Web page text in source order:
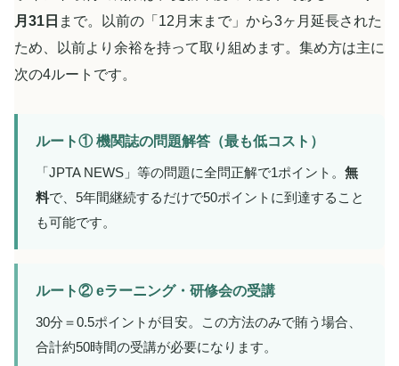
月31日 まで。以前の「12月末まで」から3ヶ月延長された
ため、以前より余裕を持って取り組めます。集め方は主に
次の4ルートです。
ルート① 機関誌の問題解答（最も低コスト）
「JPTA NEWS」等の問題に全問正解で1ポイント。 無
料で、5年間継続するだけで50ポイントに到達すること
も可能です。
ルート② eラーニング・研修会の受講
30分＝0.5ポイントが目安。この方法のみで賄う場合、
合計約50時間の受講が必要になります。